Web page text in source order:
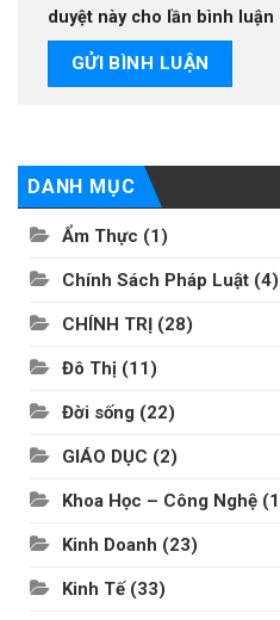
duyệt này cho lần bình luận
DANH MỤC
Ẩm Thực (1)
Chính Sách Pháp Luật (4)
CHÍNH TRỊ (28)
Đô Thị (11)
Đời sống (22)
GIÁO DỤC (2)
Khoa Học – Công Nghệ
Kinh Doanh (23)
Kinh Tế(33)